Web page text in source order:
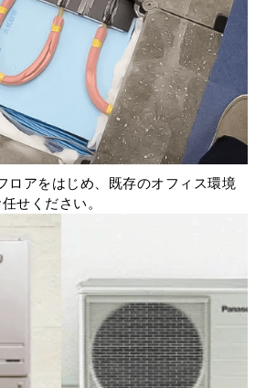
ロアをはじめ、既存のオフィス環境
せください。